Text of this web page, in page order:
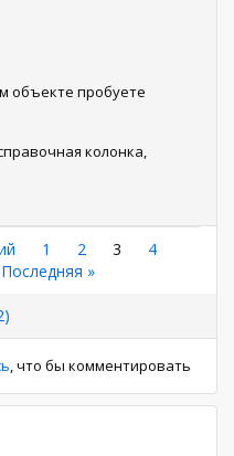
объекте пробуете
колонка,
Страница
1 Страница
2
Текущая
3 Страница
4
Последняя
Последняя »
, что бы комментировать